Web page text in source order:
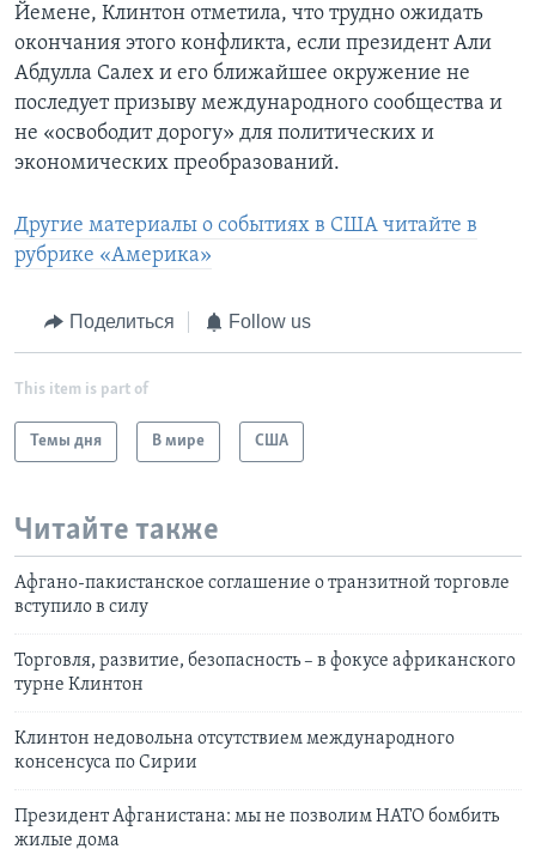
Йемене, Клинтон отметила, что трудно ожидать
окончания этого конфликта, если президент Али
Абдулла Салех и его ближайшее окружение не
последует призыву международного сообщества и
не «освободит дорогу» для политических и
экономических преобразований.
Другие материалы о событиях в США читайте в
рубрике «Америка»
Поделиться Follow us
This item is part of
Темы дня В мире США
Читайте также
Афгано-пакистанское соглашение о транзитной торговле
вступило в силу
Торговля, развитие, безопасность – в фокусе африканского
турне Клинтон
Клинтон недовольна отсутствием международного
консенсуса по Сирии
Президент Афганистана: мы не позволим НАТО бомбить
жилые дома